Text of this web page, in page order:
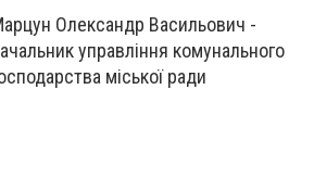
Олександр Васильович -
управління комунального
міської ради